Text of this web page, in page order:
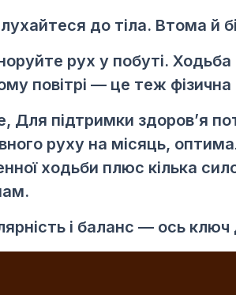
до тіла. Втома й
рух у побуті.
повітрі — це теж фізична
Для підтримки здоров’я
руху на місяць,
ходьби плюс кілька
і баланс — ось